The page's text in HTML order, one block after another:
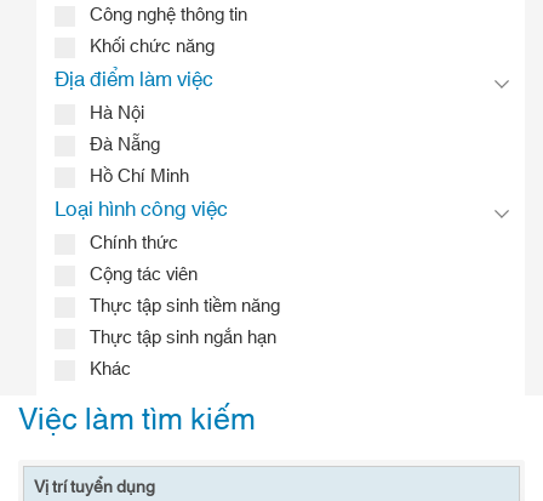
Công nghệ thông tin
Khối chức năng
Địa điểm làm việc
Hà Nội
Đà Nẵng
Hồ Chí Minh
Loại hình công việc
Chính thức
Cộng tác viên
Thực tập sinh tiềm năng
Thực tập sinh ngắn hạn
Khác
Việc làm tìm kiếm